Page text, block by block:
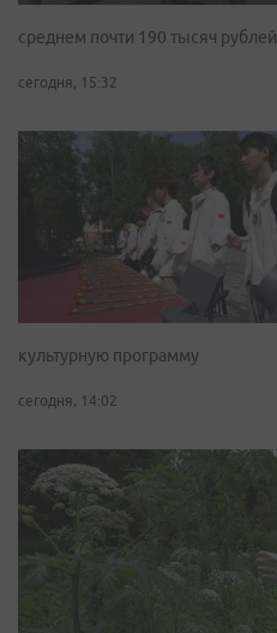
среднем почти 190 тысяч рублей
сегодня, 15:32
культурную программу
сегодня, 14:02